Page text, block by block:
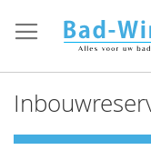
direct
door
inhoud